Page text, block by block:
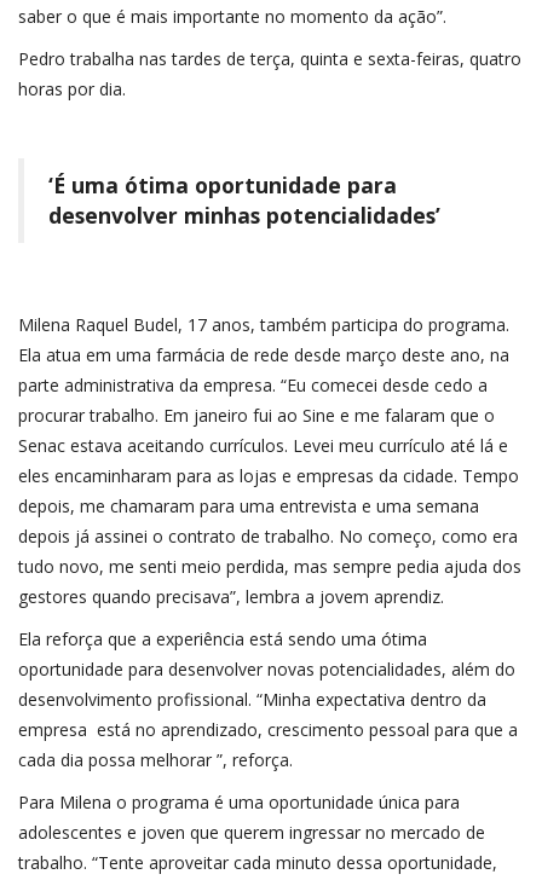
saber o que é mais importante no momento da ação”.
Pedro trabalha nas tardes de terça, quinta e sexta-feiras, quatro
horas por dia.
‘É uma ótima oportunidade para
desenvolver minhas potencialidades’
Milena Raquel Budel, 17 anos, também participa do programa.
Ela atua em uma farmácia de rede desde março deste ano, na
parte administrativa da empresa. “Eu comecei desde cedo a
procurar trabalho. Em janeiro fui ao Sine e me falaram que o
Senac estava aceitando currículos. Levei meu currículo até lá e
eles encaminharam para as lojas e empresas da cidade. Tempo
depois, me chamaram para uma entrevista e uma semana
depois já assinei o contrato de trabalho. No começo, como era
tudo novo, me senti meio perdida, mas sempre pedia ajuda dos
gestores quando precisava”, lembra a jovem aprendiz.
Ela reforça que a experiência está sendo uma ótima
oportunidade para desenvolver novas potencialidades, além do
desenvolvimento profissional. “Minha expectativa dentro da
empresa está no aprendizado, crescimento pessoal para que a
cada dia possa melhorar ”, reforça.
Para Milena o programa é uma oportunidade única para
adolescentes e joven que querem ingressar no mercado de
trabalho. “Tente aproveitar cada minuto dessa oportunidade,